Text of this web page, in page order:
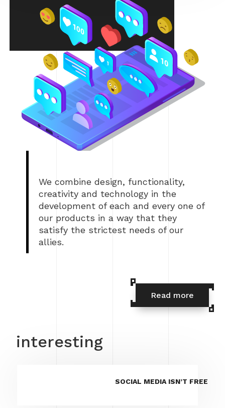
We combine design, functionality,
creativity and technology in the
development of each and every one of
our products in a way that they
satisfy the strictest needs of our
allies.
Read more
interesting
SOCIAL MEDIA ISN’T FREE